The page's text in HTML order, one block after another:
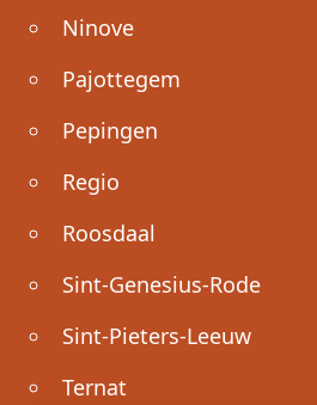
Ninove
Pajottegem
Pepingen
Regio
Roosdaal
Sint-Genesius-Rode
Sint-Pieters-Leeuw
Ternat